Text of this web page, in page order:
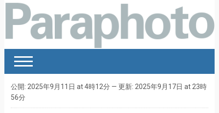
公開: 2025年9月11日 at 4時12分 — 更新: 2025年9月17日 at 23時
56分